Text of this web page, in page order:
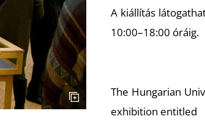
A kiállítás
10:00–18:00 óráig.
The Hungarian
exhibition entitled